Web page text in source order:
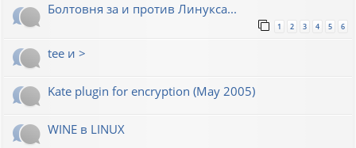
Болтовня за и против Линукса...
1 2 3 4 5 6
tee и >
Kate plugin for encryption (May 2005)
WINE в LINUX